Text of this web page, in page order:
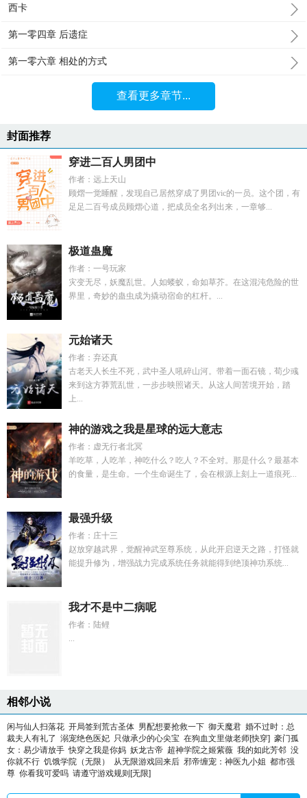
西卡
第一零四章 后遗症
第一零六章 相处的方式
查看更多章节...
封面推荐
穿进二百人男团中
作者：远上天山
顾熠一觉睡醒，发现自己居然穿成了男团vic的一员。这个团，有
足足二百号成员顾熠心道，把成员全名列出来，一章够...
极道蛊魔
作者：一号玩家
灾变无尽，妖魔乱世。人如蝼蚁，命如草芥。在这混沌危险的世
界里，奇妙的蛊虫成为撬动宿命的杠杆。...
元始诸天
作者：弃还真
古老天人长生不死，武中圣人吼碎山河。带着一面石镜，荀少彧
来到这方莽荒乱世，一步步映照诸天。从这人间苦境开始，踏
上...
神的游戏之我是星球的远大意志
作者：虚无行者北冥
羊吃草，人吃羊，神吃什么？吃人？不全对。那是什么？最基本
的食量，是生命。一个生命诞生了，会在根源上刻上一道痕死...
最强升级
作者：庄十三
赵放穿越武界，觉醒神武至尊系统，从此开启逆天之路，打怪就
能提升修为，增强战力完成系统任务就能得到绝顶神功系统...
我才不是中二病呢
作者：陆鲤
...
相邻小说
闲与仙人扫落花 开局签到荒古圣体 男配想要抢救一下 御天魔君 婚不过时：总
裁夫人有礼了 溺宠绝色医妃 只做承少的心尖宝 在狗血文里做老师[快穿] 豪门孤
女：易少请放手 快穿之我是你妈 妖龙古帝 超神学院之姬紫薇 我的如此芳邻 没
你就不行 饥饿学院（无限） 从无限游戏回来后 邪帝缠宠：神医九小姐 都市强
尊 你看我可爱吗 请遵守游戏规则[无限]